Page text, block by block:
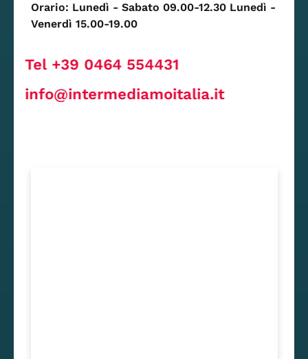
Orario: Lunedì - Sabato 09.00-12.30 Lunedì -
Venerdì 15.00-19.00
Tel +39 0464 554431
info@intermediamoitalia.it